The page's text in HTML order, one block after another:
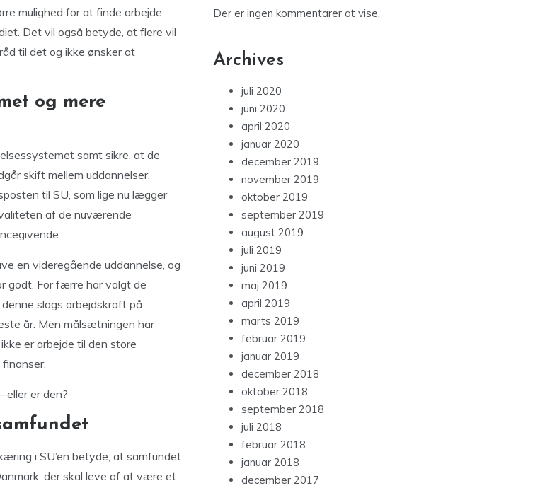
mulighed for at finde arbejde
Det vil også betyde, at flere vil
til det og ikke ønsker at
og mere
samt sikre, at de
skift mellem uddannelser.
til SU, som lige nu lægger
af de nuværende
en videregående uddannelse, og
godt. For færre har valgt de
slags arbejdskraft på
år. Men målsætningen har
er arbejde til den store
eller er den?
i SU’en betyde, at samfundet
der skal leve af at være et
Der er ingen kommentarer at vise.
Archives
juli 2020
juni 2020
april 2020
januar 2020
december 2019
november 2019
oktober 2019
september 2019
august 2019
juli 2019
juni 2019
maj 2019
april 2019
marts 2019
februar 2019
januar 2019
december 2018
oktober 2018
september 2018
juli 2018
februar 2018
januar 2018
december 2017